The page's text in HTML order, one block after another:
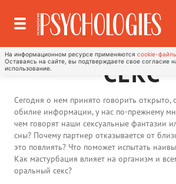
На информационном ресурсе применяются cookie-
Оставаясь на сайте, вы подтверждаете свое согласие
использование.
СЕКС
Сегодня о нем принято говорить открыто,
обилие информации, у нас по-прежнему
чем говорят наши сексуальные фантазии
сны? Почему партнер отказывается от
это повлиять? Что поможет испытать
Как мастурбация влияет на организм и
оральный секс?